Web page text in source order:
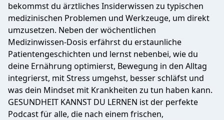
bekommst du ärztliches Insiderwissen zu typischen
medizinischen Problemen und Werkzeuge, um direkt
umzusetzen. Neben der wöchentlichen
Medizinwissen-Dosis erfährst du erstaunliche
Patientengeschichten und lernst nebenbei, wie du
deine Ernährung optimierst, Bewegung in den Alltag
integrierst, mit Stress umgehst, besser schläfst und
was dein Mindset mit Krankheiten zu tun haben kann.
GESUNDHEIT KANNST DU LERNEN ist der perfekte
Podcast für alle, die nach einem frischen,